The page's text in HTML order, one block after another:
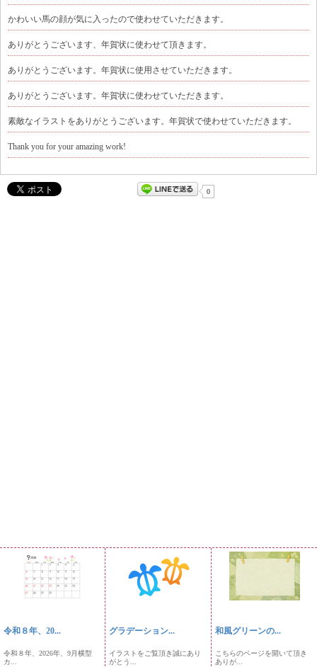
かわいい馬の顔が気に入ったので使わせていただきます。
ありがとうございます、年賀状に使わせて頂きます。
ありがとうございます。年賀状に使用させていただきます。
ありがとうございます。年賀状に使わせていただきます。
素敵なイラストをありがとうございます。年賀状で使わせていただきます。
Thank you for your amazing work!
0
令和８年、20...
令和８年、2026年、9月横型
カ...
グラデーション...
イラストをご覧頂き誠にあり
がとう...
和風グリーンの...
こちらのページを開いて頂き
ありが...